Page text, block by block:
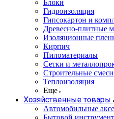
Блоки
Гидроизоляция
Гипсокартон и
Древесно-плитные
Изоляционные
Кирпич
Пиломатериалы
Сетки и
Строительные смеси
Теплоизоляция
Еще
Хозяйственные товары
Автомобильные
Бытовой инструмент